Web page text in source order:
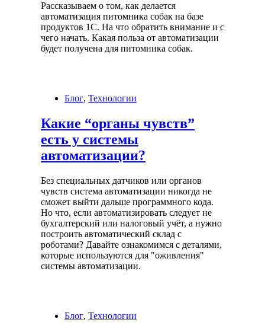
Рассказываем о том, как делается
автоматизация питомника собак на базе
продуктов 1С. На что обратить внимание и с
чего начать. Какая польза от автоматизации
будет получена для питомника собак.
Блог, Технологии
Какие “органы чувств”
есть у системы
автоматизации?
Без специальных датчиков или органов
чувств система автоматизации никогда не
сможет выйти дальше программного кода.
Но что, если автоматизировать следует не
бухгалтерский или налоговый учёт, а нужно
построить автоматический склад с
роботами? Давайте ознакомимся с деталями,
которые используются для "оживления"
системы автоматизации.
Блог, Технологии